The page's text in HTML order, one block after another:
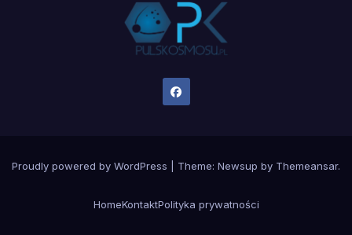
Proudly powered by WordPress Theme: Newsup by Themeansar.
HomeKontaktPolityka prywatności